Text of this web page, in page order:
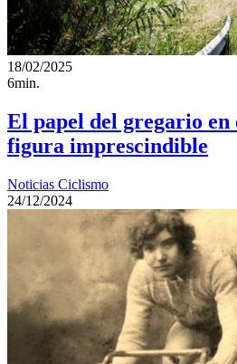
18/02/2025
6min.
El papel del gregario
figura imprescindible
Noticias Ciclismo
24/12/2024